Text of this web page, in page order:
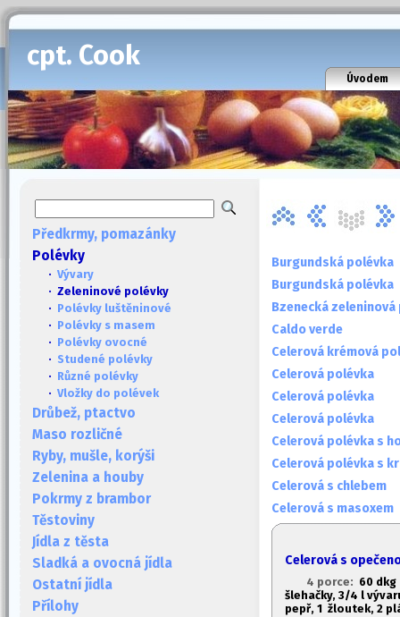
cpt. Cook
Úvodem
Předkrmy, pomazánky
Polévky
· Vývary
· Zeleninové polévky
· Polévky luštěninové
· Polévky s masem
· Polévky ovocné
· Studené polévky
· Různé polévky
· Vložky do polévek
Drůbež, ptactvo
Maso rozličné
Ryby, mušle, korýši
Zelenina a houby
Pokrmy z brambor
Těstoviny
Jídla z těsta
Sladká a ovocná jídla
Ostatní jídla
Přílohy
Burgundská polévka
Burgundská polévka
Bzenecká zeleninová
Caldo verde
Celerová krémová
Celerová polévka
Celerová polévka
Celerová polévka
Celerová polévka s
Celerová polévka s
Celerová s chlebem
Celerová s masoxem
Celerová s
4 porce: 60
šlehačky, 3/4 l
pepř, 1 žloutek, 2